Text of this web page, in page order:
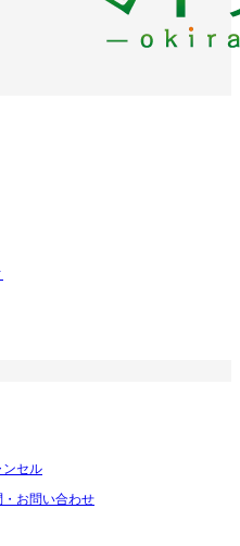
ンセル
・お問い合わせ